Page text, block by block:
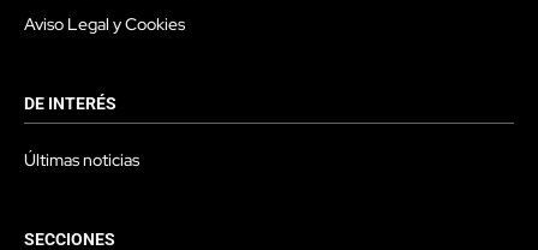
Aviso Legal y Cookies
DE INTERÉS
Últimas noticias
SECCIONES